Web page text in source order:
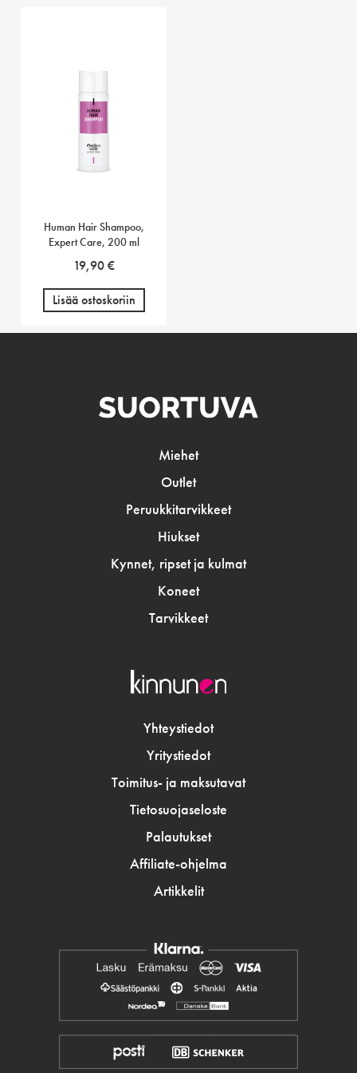
Human Hair Shampoo,
Expert Care, 200 ml
19,90€
Lisää ostoskoriin
Miehet
Outlet
Peruukkitarvikkeet
Hiukset
Kynnet, ripset ja kulmat
Koneet
Tarvikkeet
Yhteystiedot
Yritystiedot
Toimitus- ja maksutavat
Tietosuojaseloste
Palautukset
Affiliate-ohjelma
Artikkelit